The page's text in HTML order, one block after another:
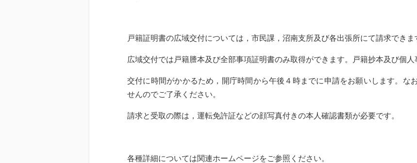
戸籍証明書の広域交付については，市民課，沼南支所及び各出張所にて請求できま
広域交付では戸籍謄本及び全部事項証明書のみ取得ができます。戸籍抄本及び個人
交付に時間がかかるため，開庁時間から午後４時までに申請をお願いします。な
せんのでご了承ください。
請求と受取の際は，運転免許証などの顔写真付きの本人確認書類が必要です。
各種詳細については関連ホームページをご参照ください。